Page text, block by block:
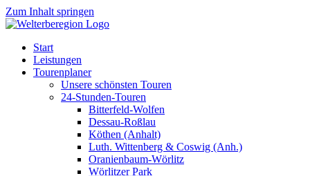
Zum Inhalt springen
Start
Leistungen
Tourenplaner
Unsere schönsten Touren
24-Stunden-Touren
Bitterfeld-Wolfen
Dessau-Roßlau
Köthen (Anhalt)
Luth. Wittenberg & Coswig (Anh.)
Oranienbaum-Wörlitz
Wörlitzer Park